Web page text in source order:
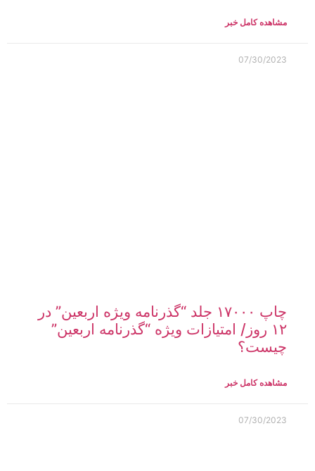
مشاهده کامل خبر
07/30/2023
چاپ ۱۷۰۰۰ جلد “گذرنامه ویژه اربعین” در
۱۲ روز/ امتیازات ویژه “گذرنامه اربعین”
چیست؟
مشاهده کامل خبر
07/30/2023